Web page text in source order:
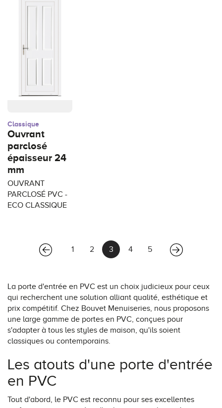
Classique
Ouvrant
parclosé
épaisseur 24
mm
OUVRANT
PARCLOSÉ PVC -
ECO CLASSIQUE
1 2 3(current)
4 5
La porte d'entrée en PVC est un choix judicieux pour ceux
qui recherchent une solution alliant qualité, esthétique et
prix compétitif. Chez Bouvet Menuiseries, nous proposons
une large gamme de portes en PVC, conçues pour
s'adapter à tous les styles de maison, qu'ils soient
classiques ou contemporains.
Les atouts d'une porte d'entrée
en PVC
Tout d'abord, le PVC est reconnu pour ses excellentes